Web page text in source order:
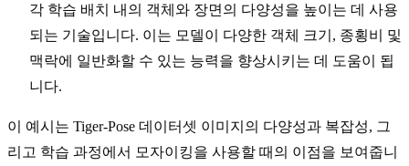
각 학습 배치 내의 객체와 장면의 다양성을 높이는 데 사용
되는 기술입니다. 이는 모델이 다양한 객체 크기, 종횡비 및
맥락에 일반화할 수 있는 능력을 향상시키는 데 도움이 됩
니다.
이 예시는 Tiger-Pose 데이터셋 이미지의 다양성과 복잡성, 그
리고 학습 과정에서 모자이킹을 사용할 때의 이점을 보여줍니